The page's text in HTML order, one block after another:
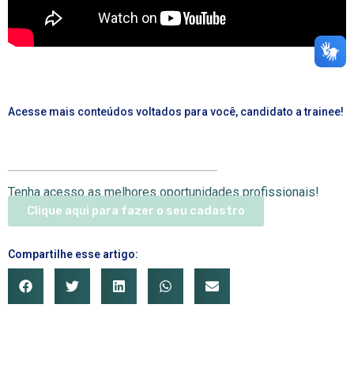
Acesse mais conteúdos voltados para você, candidato a trainee!
Tenha acesso as melhores oportunidades profissionais!
Clique aqui para fazer o seu cadastro
Compartilhe esse artigo: